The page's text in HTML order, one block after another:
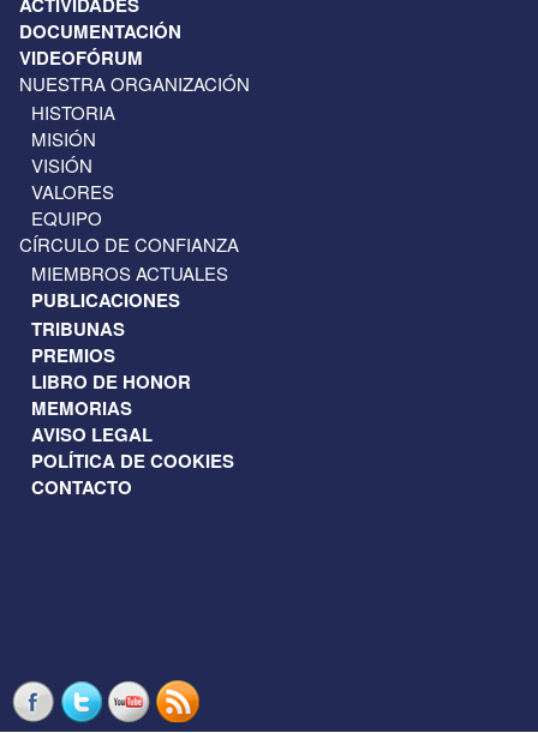
DOCUMENTACIÓN
VIDEOFÓRUM
NUESTRA ORGANIZACIÓN
HISTORIA
MISIÓN
VISIÓN
VALORES
EQUIPO
CÍRCULO DE CONFIANZA
MIEMBROS ACTUALES
PUBLICACIONES
TRIBUNAS
PREMIOS
LIBRO DE HONOR
MEMORIAS
AVISO LEGAL
POLÍTICA DE COOKIES
CONTACTO